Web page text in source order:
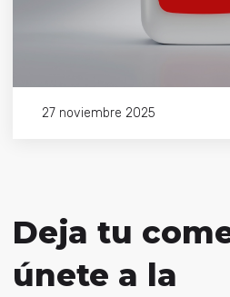
27 noviembre 2025
Deja tu
únete a la